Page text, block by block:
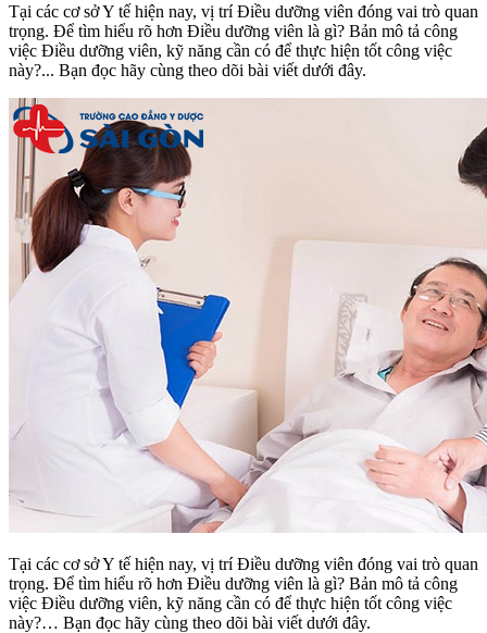
Tại các cơ sở Y tế hiện nay, vị trí Điều dưỡng viên đóng vai trò quan
trọng. Để tìm hiểu rõ hơn Điều dưỡng viên là gì? Bản mô tả công
việc Điều dưỡng viên, kỹ năng cần có để thực hiện tốt công việc
này?... Bạn đọc hãy cùng theo dõi bài viết dưới đây.
Tại các cơ sở Y tế hiện nay, vị trí Điều dưỡng viên đóng vai trò quan
trọng. Để tìm hiểu rõ hơn Điều dưỡng viên là gì? Bản mô tả công
việc Điều dưỡng viên, kỹ năng cần có để thực hiện tốt công việc
này?… Bạn đọc hãy cùng theo dõi bài viết dưới đây.